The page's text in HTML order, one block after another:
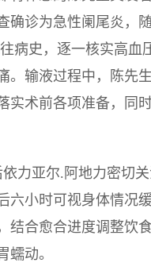
确诊为急性阑尾炎，
病史，逐一核实高
。输液过程中，陈先
实术前各项准备，同
力亚尔.阿地力密切
六小时可视身体情况
结合愈合进度调整饮
蠕动。